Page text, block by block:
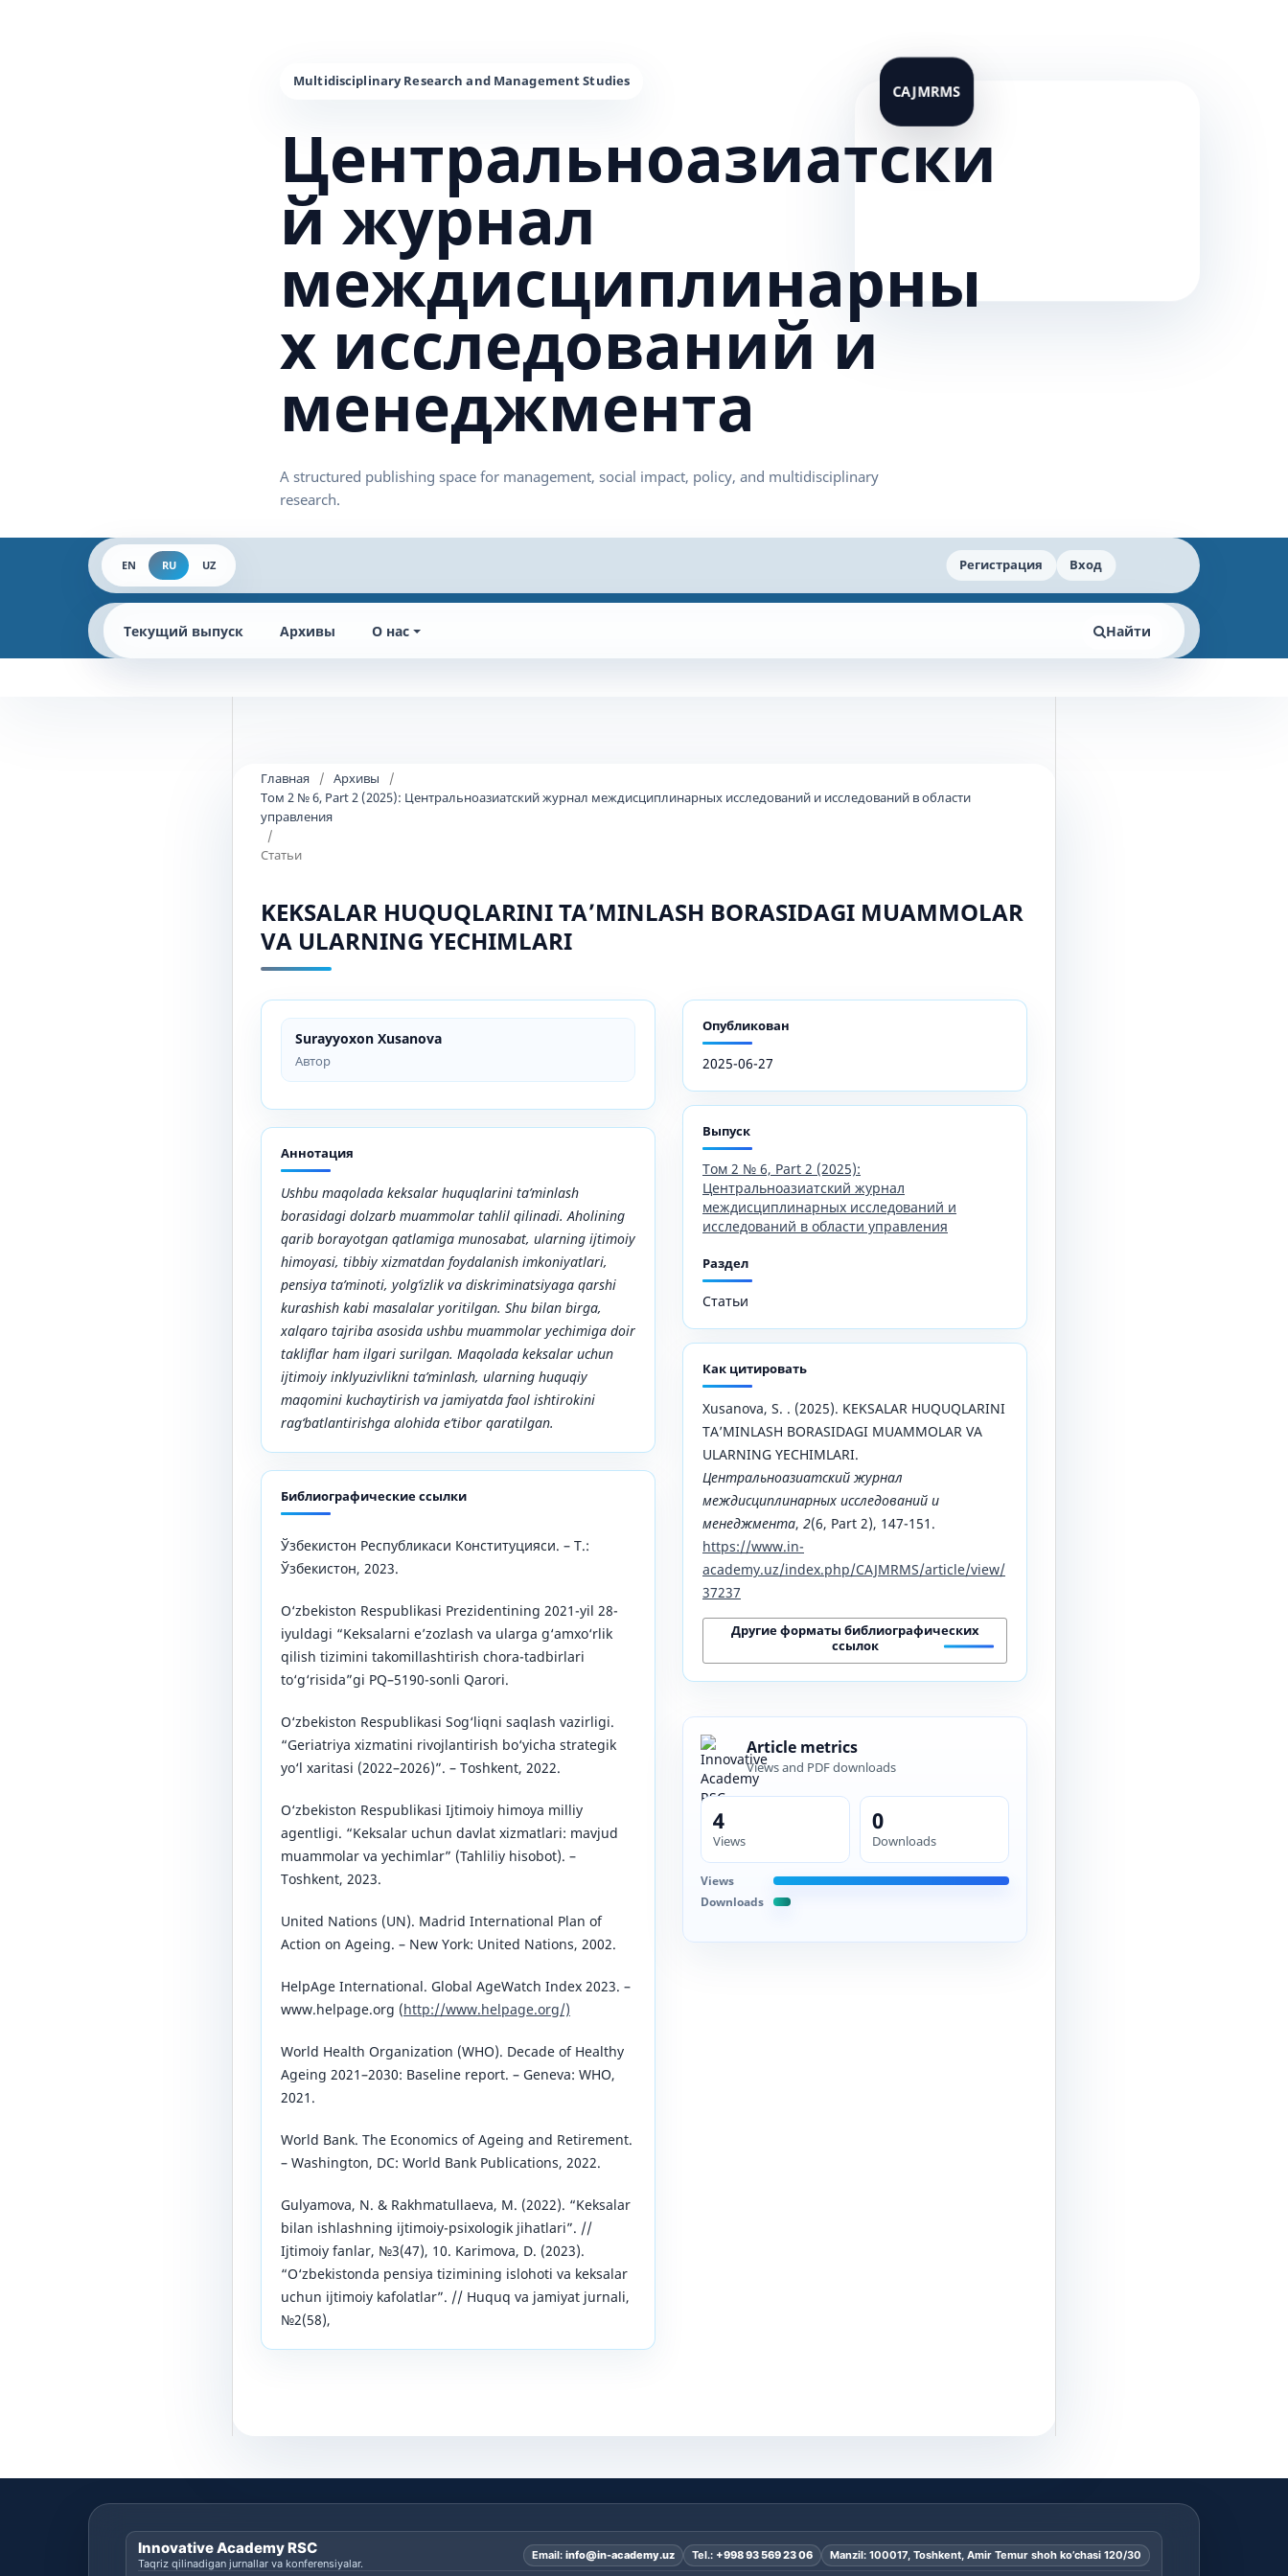
Центральноазиатски
й журнал
междисциплинарны
х исследований и
менеджмента
EN RU UZ Регистрация Вход
Текущий выпуск Архивы О нас Найти
Главная / Архивы
/
Том 2 № 6, Part 2 (2025): Центральноазиатский журнал междисциплинарных исследований и исследований в области
управления
/
Статьи
KEKSALAR HUQUQLARINI TA’MINLASH BORASIDAGI MUAMMOLAR
VA ULARNING YECHIMLARI
Surayyoxon Xusanova
Автор
Аннотация
Ushbu maqolada keksalar huquqlarini ta’minlash
borasidagi dolzarb muammolar tahlil qilinadi. Aholining
qarib borayotgan qatlamiga munosabat, ularning ijtimoiy
himoyasi, tibbiy xizmatdan foydalanish imkoniyatlari,
pensiya ta’minoti, yolg‘izlik va diskriminatsiyaga qarshi
kurashish kabi masalalar yoritilgan. Shu bilan birga,
xalqaro tajriba asosida ushbu muammolar yechimiga doir
takliflar ham ilgari surilgan. Maqolada keksalar uchun
ijtimoiy inklyuzivlikni ta’minlash, ularning huquqiy
maqomini kuchaytirish va jamiyatda faol ishtirokini
rag‘batlantirishga alohida e’tibor qaratilgan.
Библиографические ссылки
Ўзбекистон Республикаси Конституцияси. – Т.:
Ўзбекистон, 2023.
O‘zbekiston Respublikasi Prezidentining 2021-yil 28-
iyuldagi “Keksalarni e’zozlash va ularga g‘amxo‘rlik
qilish tizimini takomillashtirish chora-tadbirlari
to‘g‘risida”gi PQ–5190-sonli Qarori.
O‘zbekiston Respublikasi Sog‘liqni saqlash vazirligi.
“Geriatriya xizmatini rivojlantirish bo‘yicha strategik
yo‘l xaritasi (2022–2026)”. – Toshkent, 2022.
O‘zbekiston Respublikasi Ijtimoiy himoya milliy
agentligi. “Keksalar uchun davlat xizmatlari: mavjud
muammolar va yechimlar” (Tahliliy hisobot). –
Toshkent, 2023.
United Nations (UN). Madrid International Plan of
Action on Ageing. – New York: United Nations, 2002.
HelpAge International. Global AgeWatch Index 2023. –
www.helpage.org (http://www.helpage.org/)
World Health Organization (WHO). Decade of Healthy
Ageing 2021–2030: Baseline report. – Geneva: WHO,
2021.
World Bank. The Economics of Ageing and Retirement.
– Washington, DC: World Bank Publications, 2022.
Gulyamova, N. & Rakhmatullaeva, M. (2022). “Keksalar
bilan ishlashning ijtimoiy-psixologik jihatlari”. //
Ijtimoiy fanlar, №3(47), 10. Karimova, D. (2023).
“O‘zbekistonda pensiya tizimining islohoti va keksalar
uchun ijtimoiy kafolatlar”. // Huquq va jamiyat jurnali,
№2(58),
Опубликован
2025-06-27
Выпуск
Том 2 № 6, Part 2 (2025):
Центральноазиатский журнал
междисциплинарных исследований и
исследований в области управления
Раздел
Статьи
Как цитировать
Xusanova, S. . (2025). KEKSALAR HUQUQLARINI
TA’MINLASH BORASIDAGI MUAMMOLAR VA
ULARNING YECHIMLARI.
Центральноазиатский журнал
междисциплинарных исследований и
менеджмента, 2(6, Part 2), 147-151.
https://www.in-
academy.uz/index.php/CAJMRMS/article/view/
37237
Другие форматы библиографических
ссылок
Article metrics
Views and PDF downloads
4
Views
0
Downloads
Views
Downloads
Innovative Academy RSC
Taqriz qilinadigan jurnallar va konferensiyalar.
Email: info@in-academy.uz Tel.: +998 93 569 23 06 Manzil: 100017, Toshkent, Amir Temur shoh ko’chasi 120/30